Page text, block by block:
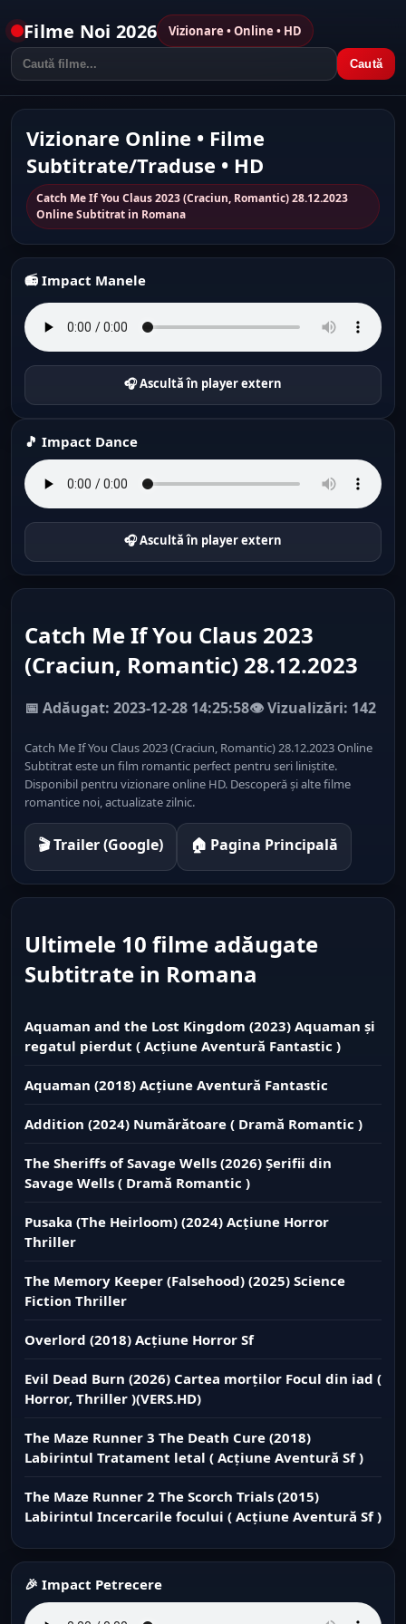
Filme Noi 2026 Vizionare • Online • HD
Caută
Vizionare Online • Filme
Subtitrate/Traduse • HD
Catch Me If You Claus 2023 (Craciun, Romantic) 28.12.2023
Online Subtitrat in Romana
📻 Impact Manele
🎧 Ascultă în player extern
🎵 Impact Dance
🎧 Ascultă în player extern
Catch Me If You Claus 2023
(Craciun, Romantic) 28.12.2023
📅 Adăugat: 2023-12-28 14:25:58👁️ Vizualizări: 142
Catch Me If You Claus 2023 (Craciun, Romantic) 28.12.2023 Online
Subtitrat este un film romantic perfect pentru seri liniștite.
Disponibil pentru vizionare online HD. Descoperă și alte filme
romantice noi, actualizate zilnic.
🎬 Trailer (Google) 🏠 Pagina Principală
Ultimele 10 filme adăugate
Subtitrate in Romana
Aquaman and the Lost Kingdom (2023) Aquaman și
regatul pierdut ( Acțiune Aventură Fantastic )
Aquaman (2018) Acțiune Aventură Fantastic
Addition (2024) Numărătoare ( Dramă Romantic )
The Sheriffs of Savage Wells (2026) Șerifii din
Savage Wells ( Dramă Romantic )
Pusaka (The Heirloom) (2024) Acțiune Horror
Thriller
The Memory Keeper (Falsehood) (2025) Science
Fiction Thriller
Overlord (2018) Acțiune Horror Sf
Evil Dead Burn (2026) Cartea morților Focul din iad (
Horror, Thriller )(VERS.HD)
The Maze Runner 3 The Death Cure (2018)
Labirintul Tratament letal ( Acțiune Aventură Sf )
The Maze Runner 2 The Scorch Trials (2015)
Labirintul Incercarile focului ( Acțiune Aventură Sf )
🎉 Impact Petrecere